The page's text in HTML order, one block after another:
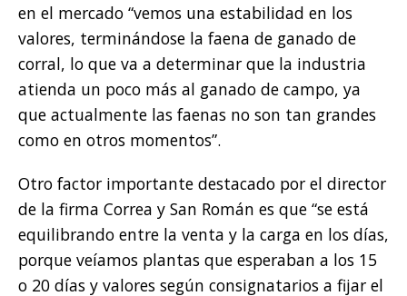
en el mercado “vemos una estabilidad en los
valores, terminándose la faena de ganado de
corral, lo que va a determinar que la industria
atienda un poco más al ganado de campo, ya
que actualmente las faenas no son tan grandes
como en otros momentos”.
Otro factor importante destacado por el director
de la firma Correa y San Román es que “se está
equilibrando entre la venta y la carga en los días,
porque veíamos plantas que esperaban a los 15
o 20 días y valores según consignatarios a fijar el